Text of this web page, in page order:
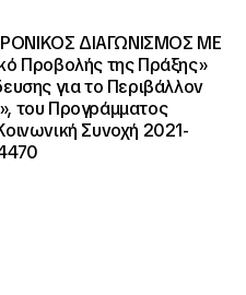
ΔΙΑΓΩΝΙΣΜΟΣ ΜΕ
Προβολής της Πράξης»
για το Περιβάλλον
του Προγράμματος
Συνοχή 2021-